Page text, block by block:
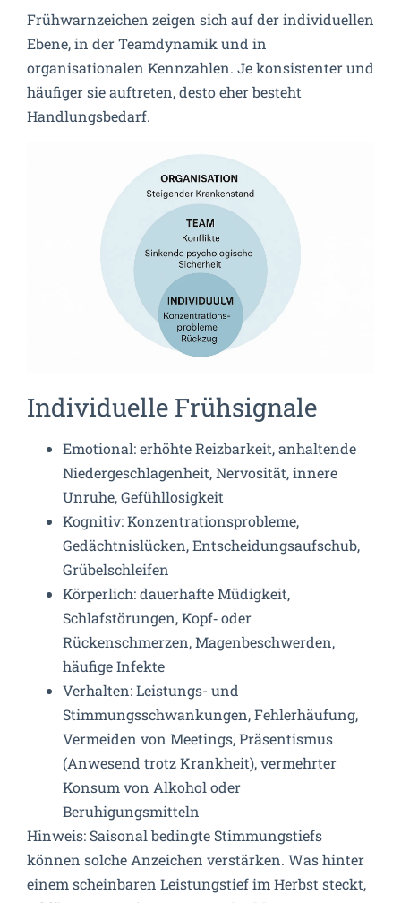
Frühwarnzeichen zeigen sich auf der individuellen
Ebene, in der Teamdynamik und in
organisationalen Kennzahlen. Je konsistenter und
häufiger sie auftreten, desto eher besteht
Handlungsbedarf.
Individuelle Frühsignale
Emotional: erhöhte Reizbarkeit, anhaltende
Niedergeschlagenheit, Nervosität, innere
Unruhe, Gefühllosigkeit
Kognitiv: Konzentrationsprobleme,
Gedächtnislücken, Entscheidungsaufschub,
Grübelschleifen
Körperlich: dauerhafte Müdigkeit,
Schlafstörungen, Kopf‑ oder
Rückenschmerzen, Magenbeschwerden,
häufige Infekte
Verhalten: Leistungs- und
Stimmungsschwankungen, Fehlerhäufung,
Vermeiden von Meetings, Präsentismus
(Anwesend trotz Krankheit), vermehrter
Konsum von Alkohol oder
Beruhigungsmitteln
Hinweis: Saisonal bedingte Stimmungstiefs
können solche Anzeichen verstärken. Was hinter
einem scheinbaren Leistungstief im Herbst steckt,